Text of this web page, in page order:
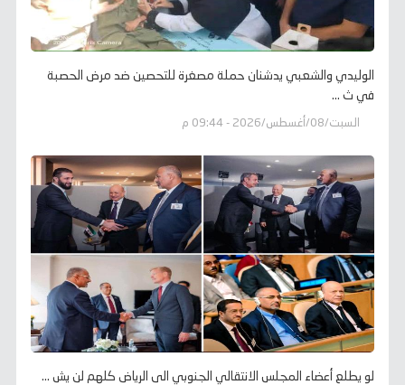
الوليدي والشعبي يدشنان حملة مصغرة للتحصين ضد مرض الحصبة
في ث ...
السبت/08/أغسطس/2026 - 09:44 م
لو يطلع أعضاء المجلس الانتقالي الجنوبي الى الرياض كلهم لن يش ...